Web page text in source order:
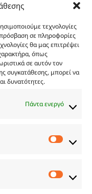
τεχνολογίες
σε πληροφορίες
θα μας επιτρέψει
όπως
σε αυτόν τον
συγκατάθεσης, μπορεί να
δυνατότητες.
Πάντα ενεργό